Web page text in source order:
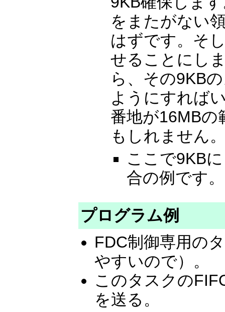
をまたがない
はずです。そ
せることにし
ら、その9KB
ようにすれば
番地が16MBの
もしれません
ここで9KB
合の例です。
プログラム例
FDC制御専用の
やすいので）。
このタスクの
を送る。